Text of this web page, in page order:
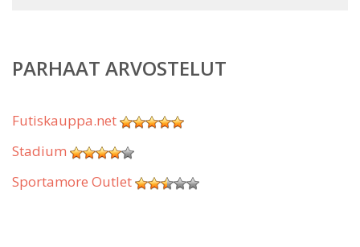
PARHAAT ARVOSTELUT
Futiskauppa.net
Stadium
Sportamore Outlet